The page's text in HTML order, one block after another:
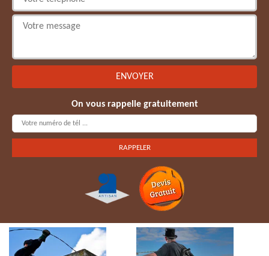
On vous rappelle gratuitement